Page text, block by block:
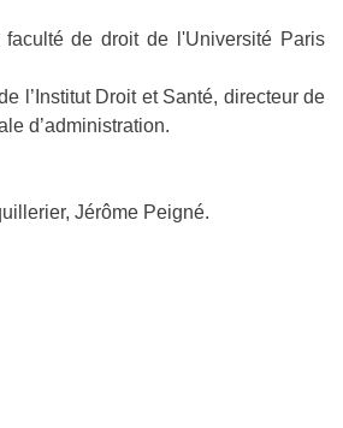
de droit de l'Université Paris
l’Institut Droit et Santé, directeur de
d’administration.
Jérôme Peigné.